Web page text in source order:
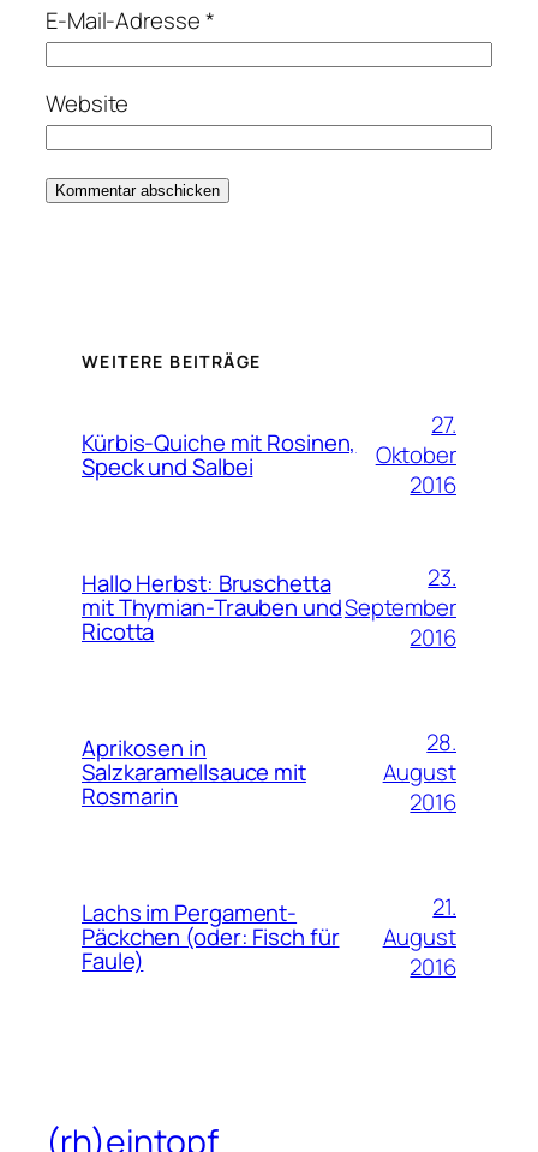
E-Mail-Adresse*
Website
WEITERE BEITRÄGE
Kürbis-Quiche mit Rosinen,
Speck und Salbei
27.
Oktober
2016
Hallo Herbst: Bruschetta
mit Thymian-Trauben und
Ricotta
23.
September
2016
Aprikosen in
Salzkaramellsauce mit
Rosmarin
28.
August
2016
Lachs im Pergament-
Päckchen (oder: Fisch für
Faule)
21.
August
2016
(rh)eintopf